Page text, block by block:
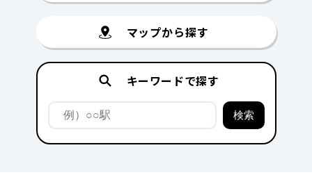
マップから探す
キーワードで探す